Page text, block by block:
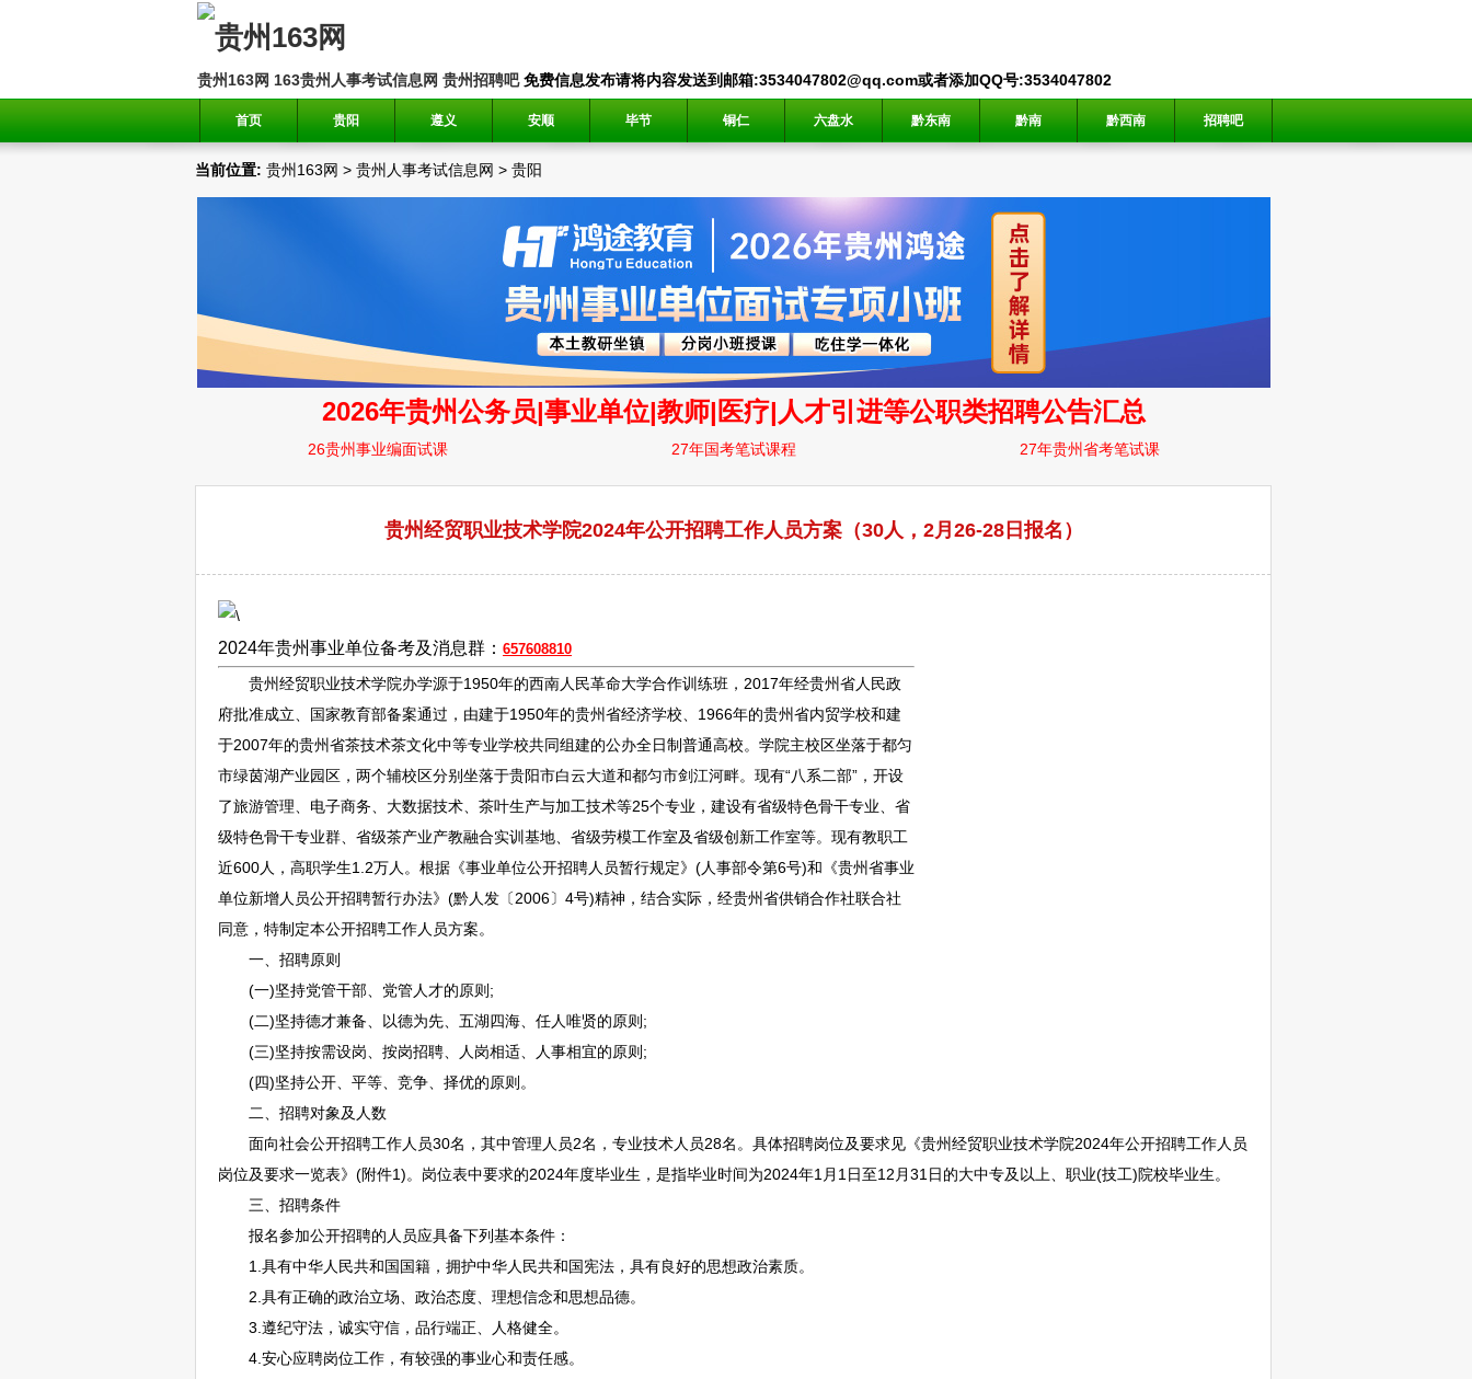
贵州163网 163贵州人事考试信息网 贵州招聘吧免费信息发布请将内容发送到邮箱:3534047802@qq.com或者添加QQ号:3534047802
首页 贵阳 遵义 安顺 毕节 铜仁 六盘水 黔东南 黔南 黔西南 招聘吧
当前位置: 贵州163网 > 贵州人事考试信息网 > 贵阳
贵州经贸职业技术学院2024年公开招聘工作人员方案（30人，2月26-28日报名）
2024年贵州事业单位备考及消息群： 657608810
贵州经贸职业技术学院办学源于1950年的西南人民革命大学合作训练班，2017年经贵州省人民政
府批准成立、国家教育部备案通过，由建于1950年的贵州省经济学校、1966年的贵州省内贸学校和建
于2007年的贵州省茶技术茶文化中等专业学校共同组建的公办全日制普通高校。学院主校区坐落于都匀
市绿茵湖产业园区，两个辅校区分别坐落于贵阳市白云大道和都匀市剑江河畔。现有“八系二部”，开设
了旅游管理、电子商务、大数据技术、茶叶生产与加工技术等25个专业，建设有省级特色骨干专业、省
级特色骨干专业群、省级茶产业产教融合实训基地、省级劳模工作室及省级创新工作室等。现有教职工
近600人，高职学生1.2万人。根据《事业单位公开招聘人员暂行规定》(人事部令第6号)和《贵州省事业
单位新增人员公开招聘暂行办法》(黔人发〔2006〕4号)精神，结合实际，经贵州省供销合作社联合社
同意，特制定本公开招聘工作人员方案。
一、 招聘原则
(一)坚持党管干部、党管人才的原则;
(二)坚持德才兼备、以德为先、五湖四海、任人唯贤的原则;
(三)坚持按需设岗、按岗招聘、人岗相适、人事相宜的原则;
(四)坚持公开、平等、竞争、择优的原则。
二、 招聘对象及人数
面向社会公开招聘工作人员30名，其中管理人员2名，专业技术人员28名。具体招聘岗位及要求见《贵州经贸职业技术学院2024年公开招聘工作人员
岗位及要求一览表》(附件1)。岗位表中要求的2024年度毕业生，是指毕业时间为2024年1月1日至12月31日的大中专及以上、职业(技工)院校毕业生。
三、 招聘条件
报名参加公开招聘的人员应具备下列基本条件：
1.具有中华人民共和国国籍，拥护中华人民共和国宪法，具有良好的思想政治素质。
2.具有正确的政治立场、政治态度、理想信念和思想品德。
3.遵纪守法，诚实守信，品行端正、人格健全。
4.安心应聘岗位工作，有较强的事业心和责任感。